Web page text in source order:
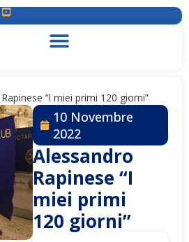
“I miei primi 120 giorni”
10 Novembre
2022
Alessandro
Rapinese “I
miei primi
120 giorni”